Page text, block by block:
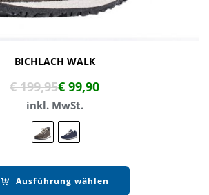
BICHLACH WALK
€199,95€ 99,90
inkl. MwSt.
Ausführung wählen